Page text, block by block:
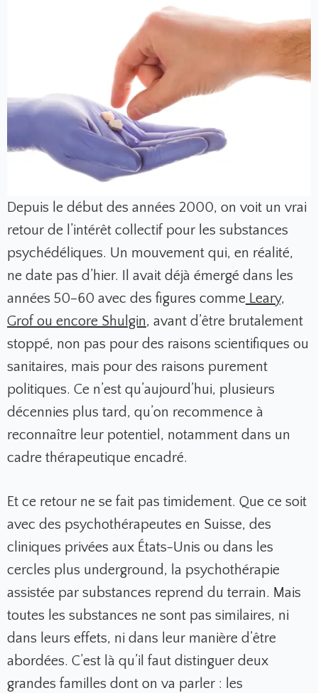
Depuis le début des années 2000, on voit un vrai
retour de l’intérêt collectif pour les substances
psychédéliques. Un mouvement qui, en réalité,
ne date pas d’hier. Il avait déjà émergé dans les
années 50–60 avec des figures comme Leary,
Grof ou encore Shulgin, avant d’être brutalement
stoppé, non pas pour des raisons scientifiques ou
sanitaires, mais pour des raisons purement
politiques. Ce n’est qu’aujourd’hui, plusieurs
décennies plus tard, qu’on recommence à
reconnaître leur potentiel, notamment dans un
cadre thérapeutique encadré.
Et ce retour ne se fait pas timidement. Que ce soit
avec des psychothérapeutes en Suisse, des
cliniques privées aux États-Unis ou dans les
cercles plus underground, la psychothérapie
assistée par substances reprend du terrain. Mais
toutes les substances ne sont pas similaires, ni
dans leurs effets, ni dans leur manière d’être
abordées. C’est là qu’il faut distinguer deux
grandes familles dont on va parler : les